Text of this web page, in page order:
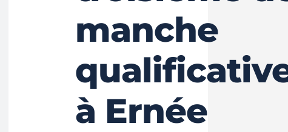
manche
à Ernée